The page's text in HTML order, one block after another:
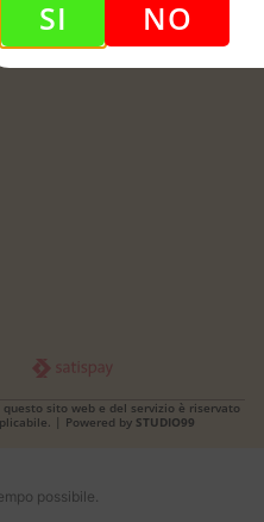
sito web e del servizio è riservato
| Powered by STUDIO99
possibile.
SI NO